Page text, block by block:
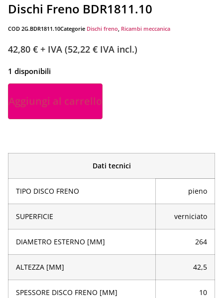
Dischi Freno BDR1811.10
COD 2G.BDR1811.10Categorie Dischi freno, Ricambi meccanica
42,80 € + IVA (52,22 € IVA incl.)
1 disponibili
Aggiungi al carrello
Dati tecnici
TIPO DISCO FRENO pieno
SUPERFICIE verniciato
DIAMETRO ESTERNO [MM] 264
ALTEZZA [MM] 42,5
SPESSORE DISCO FRENO [MM] 10